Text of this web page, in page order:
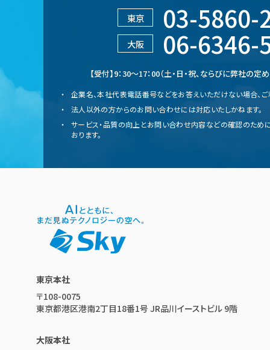
東京 03-5860-
大阪 06-6346-
【受付】9：30～17：00（土・日・祝、ならびに弊社の定
企業名、本社代表電話番号などをお答えいただけない場合、
法人以外の方からのお問い合わせには対応いたしかねます。
サービス・品質の向上とお問い合わせ内容などの確認のため
おります。
東京本社
〒108-0075
東京都港区港南2丁目18番1号 JR品川イーストビル 9階
大阪本社